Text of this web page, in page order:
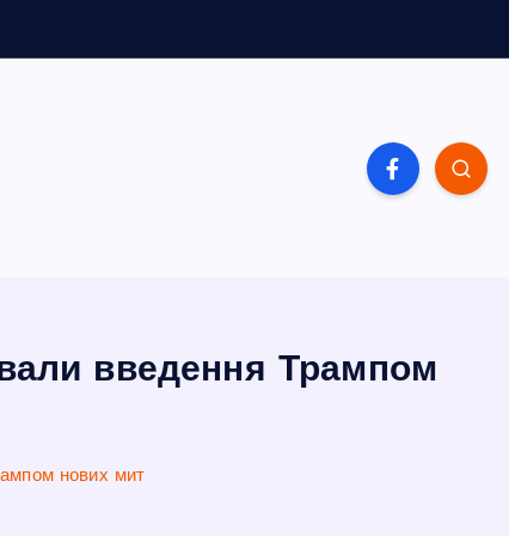
введення Трампом
нових мит